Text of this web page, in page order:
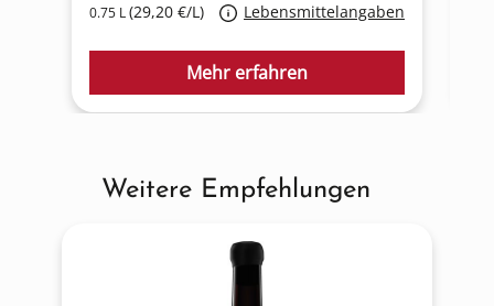
0.75 L(29,20 €/L) Lebensmittelangaben
Mehr erfahren
Produktgalerie überspringen
Weitere Empfehlungen